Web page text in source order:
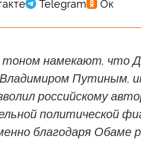
намекают, что
Путиным,
российскому
политической
благодаря Обаме